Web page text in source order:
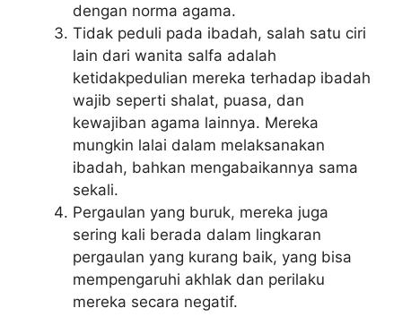
dengan norma agama.
Tidak peduli pada ibadah, salah satu ciri
lain dari wanita salfa adalah
ketidakpedulian mereka terhadap ibadah
wajib seperti shalat, puasa, dan
kewajiban agama lainnya. Mereka
mungkin lalai dalam melaksanakan
ibadah, bahkan mengabaikannya sama
sekali.
Pergaulan yang buruk, mereka juga
sering kali berada dalam lingkaran
pergaulan yang kurang baik, yang bisa
mempengaruhi akhlak dan perilaku
mereka secara negatif.